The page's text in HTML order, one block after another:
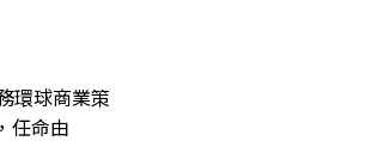
環球商業策
任命由